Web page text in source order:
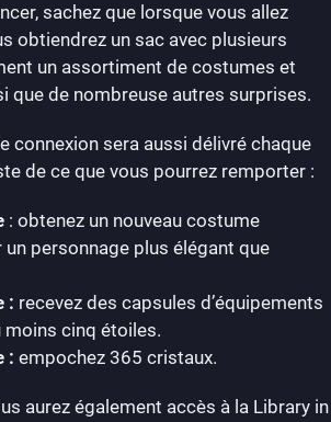
sachez que lorsque vous allez
obtiendrez un sac avec plusieurs
un assortiment de costumes et
que de nombreuse autres surprises.
connexion sera aussi délivré chaque
de ce que vous pourrez remporter :
: obtenez un nouveau costume
un personnage plus élégant que
: recevez des capsules d’équipements
moins cinq étoiles.
: empochez 365 cristaux.
aurez également accès à la Library in